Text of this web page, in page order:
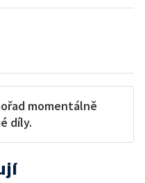
momentálně
díly.